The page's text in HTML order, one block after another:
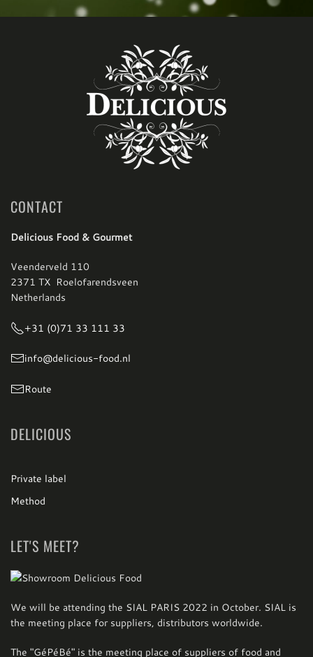
CONTACT
Delicious Food & Gourmet
Veenderveld 110
2371 TX Roelofarendsveen
Netherlands
+31 (0)71 33 111 33
info@delicious-food.nl
Route
DELICIOUS
Private label
Method
LET'S MEET?
We will be attending the SIAL PARIS 2022 in October. SIAL is
the meeting place for suppliers, distributors worldwide.
The "GéPéBé" is the meeting place of suppliers of food and